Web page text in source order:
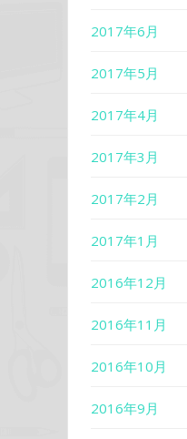
2017年6月
2017年5月
2017年4月
2017年3月
2017年2月
2017年1月
2016年12月
2016年11月
2016年10月
2016年9月